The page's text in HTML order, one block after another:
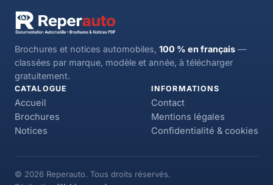
Brochures et notices automobiles, 100 % en français —
classées par marque, modèle et année, à télécharger
gratuitement.
CATALOGUE
Accueil
Brochures
Notices
INFORMATIONS
Contact
Mentions légales
Confidentialité & cookies
© 2026 Reperauto. Tous droits réservés.